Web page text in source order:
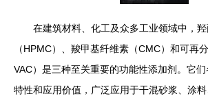
在建筑材料、化工及众多工业领域中，
（HPMC）、羧甲基纤维素（CMC）和可再
VAC）是三种至关重要的功能性添加剂。它
特性和应用价值，广泛应用于干混砂浆、涂